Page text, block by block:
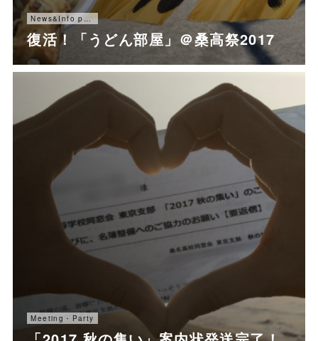
News&Info past
復活！「うどん部屋」＠桑高祭2017
Meeting・Party